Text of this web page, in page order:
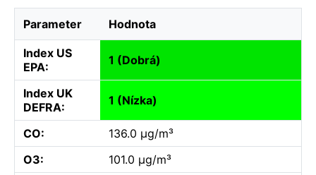
Parameter Hodnota
Index US
EPA:
1 (Dobrá)
Index UK
DEFRA:
1 (Nízka)
CO:
136.0 µg/m³
O3:
101.0 µg/m³